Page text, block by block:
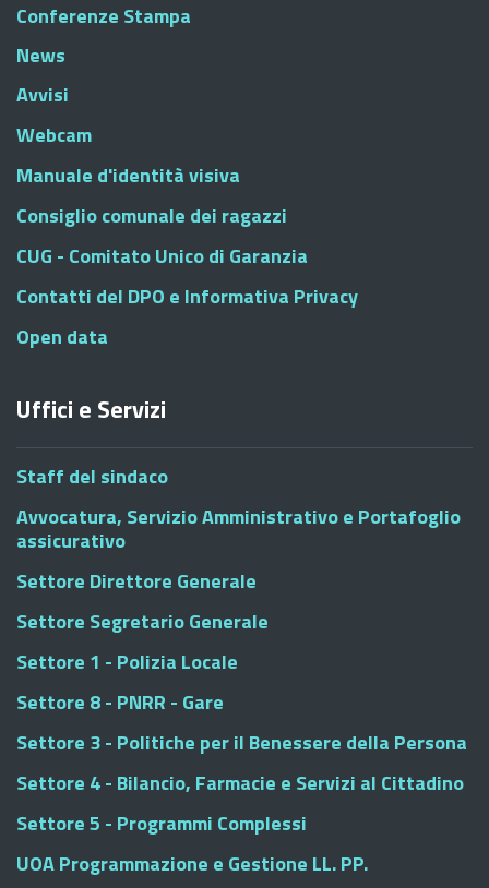
Conferenze Stampa
News
Avvisi
Webcam
Manuale d'identità visiva
Consiglio comunale dei ragazzi
CUG - Comitato Unico di Garanzia
Contatti del DPO e Informativa Privacy
Open data
Uffici e Servizi
Staff del sindaco
Avvocatura, Servizio Amministrativo e Portafoglio
assicurativo
Settore Direttore Generale
Settore Segretario Generale
Settore 1 - Polizia Locale
Settore 8 - PNRR - Gare
Settore 3 - Politiche per il Benessere della Persona
Settore 4 - Bilancio, Farmacie e Servizi al Cittadino
Settore 5 - Programmi Complessi
UOA Programmazione e Gestione LL. PP.